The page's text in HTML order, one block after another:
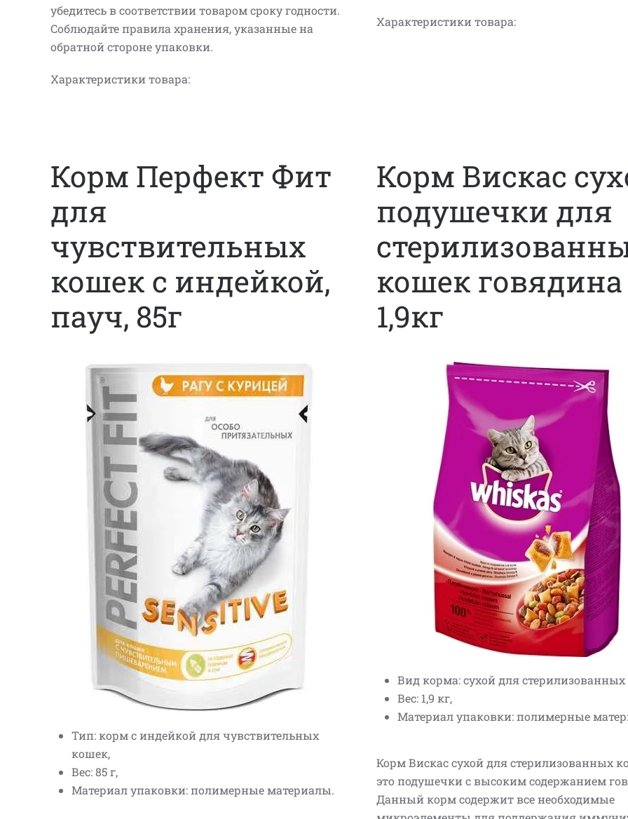
убедитесь в соответствии товаром сроку годности.
Соблюдайте правила хранения, указанные на
обратной стороне упаковки.
Характеристики товара:
Характеристики товара:
Корм Перфект Фит
для
чувствительных
кошек с индейкой,
пауч, 85г
Тип: корм с индейкой для чувствительных
кошек,
Вес: 85 г,
Материал упаковки: полимерные материалы.
Корм Вискас
подушечки для
кошек говядина
1,9кг
Вид корма: сухой для
Вес: 1,9 кг,
Материал упаковки: полимерные
Корм Вискас сухой для стерилизованных
это подушечки с высоким содержанием
Данный корм содержит все необходимые